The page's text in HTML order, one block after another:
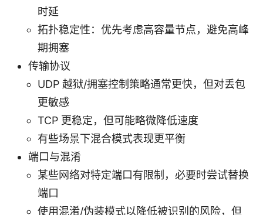
时延
拓扑稳定性：优先考虑高容量节点，避免高峰
期拥塞
传输协议
UDP 越狱/拥塞控制策略通常更快，但对丢包
更敏感
TCP 更稳定，但可能略微降低速度
有些场景下混合模式表现更平衡
端口与混淆
某些网络对特定端口有限制，必要时尝试替换
端口
使用混淆/伪装模式以降低被识别的风险，但